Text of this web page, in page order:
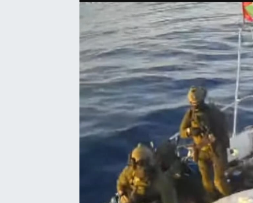
Video Galeri